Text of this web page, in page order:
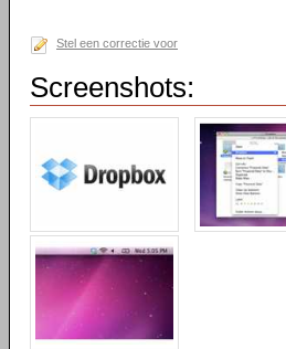
Stel een correctie voor
Screenshots: